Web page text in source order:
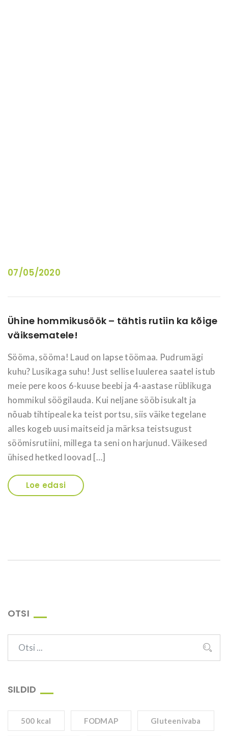
07/05/2020
Ühine hommikusöök – tähtis rutiin ka kõige
väiksematele!
Sööma, sööma! Laud on lapse töömaa. Pudrumägi
kuhu? Lusikaga suhu! Just sellise luulerea saatel istub
meie pere koos 6-kuuse beebi ja 4-aastase rüblikuga
hommikul söögilauda. Kui neljane sööb isukalt ja
nõuab tihtipeale ka teist portsu, siis väike tegelane
alles kogeb uusi maitseid ja märksa teistsugust
söömisrutiini, millega ta seni on harjunud. Väikesed
ühised hetked loovad […]
Loe edasi
OTSI
SILDID
500 kcal FODMAP Gluteenivaba